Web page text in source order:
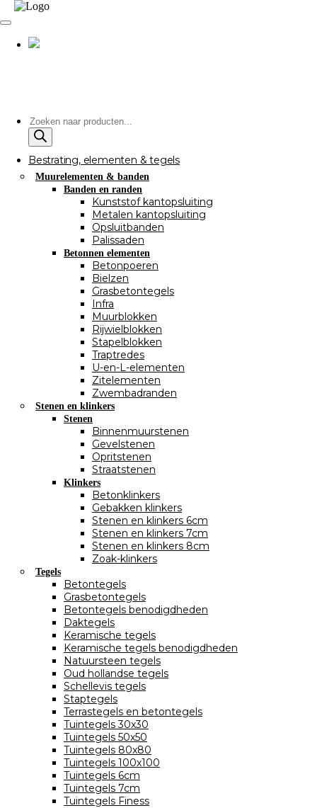
Producten
zoeken
Bestrating, elementen & tegels
Muurelementen & banden
Banden en randen
Kunststof kantopsluiting
Metalen kantopsluiting
Opsluitbanden
Palissaden
Betonnen elementen
Betonpoeren
Bielzen
Grasbetontegels
Infra
Muurblokken
Rijwielblokken
Stapelblokken
Traptredes
U-en-L-elementen
Zitelementen
Zwembadranden
Stenen en klinkers
Stenen
Binnenmuurstenen
Gevelstenen
Opritstenen
Straatstenen
Klinkers
Betonklinkers
Gebakken klinkers
Stenen en klinkers 6cm
Stenen en klinkers 7cm
Stenen en klinkers 8cm
Zoak-klinkers
Tegels
Betontegels
Grasbetontegels
Betontegels benodigdheden
Daktegels
Keramische tegels
Keramische tegels benodigdheden
Natuursteen tegels
Oud hollandse tegels
Schellevis tegels
Staptegels
Terrastegels en betontegels
Tuintegels 30x30
Tuintegels 50x50
Tuintegels 80x80
Tuintegels 100x100
Tuintegels 6cm
Tuintegels 7cm
Tuintegels Finess